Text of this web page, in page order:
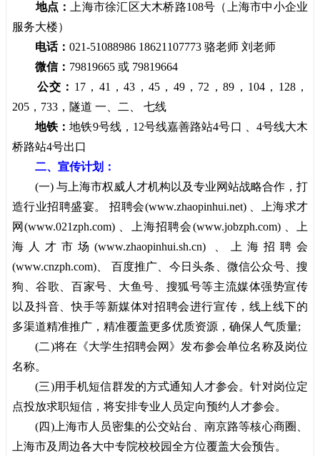
地点：
上海市徐汇区大木桥路108号（上海市中小企业
服务大楼）
电话： 021-51088986 18621107773 骆老师 刘老师
微信： 79819665 或 79819664
公交： 17，41，43，45，49，72，89，104，128，
205，733，隧道 一、二、 七线
地铁：地铁9号线，12号线嘉善路站4号口 、4号线大木
桥路站4号出口
二、宣传计划：
(一) 与上海市权威人才机构以及专业网站战略合作，打
造行业招聘盛宴。招聘会(www.zhaopinhui.net) 、上海求才
网(www.021zph.com) 、
上海招聘会(www.jobzph.com) 、
上
海人才市场(www.zhaopinhui.sh.cn) 、
上海招聘会
(www.cnzph.com)、 百度推广、今日头条、微信公众号、搜
狗、谷歌、百家号、大鱼号、搜狐号等主流媒体强势宣传
以及抖音、快手等新媒体对招聘会进行宣传，线上线下的
多渠道精准推广，精准覆盖更多优质资源，确保人气质量;
(二)将在《大学生招聘会网》发布参会单位名称及岗位
名称。
(三)用手机短信群发的方式通知人才参会。针对岗位定
点投放求职短信，将安排专业人员定向预约人才参会。
(四)上海市人员密集的公交站台、南京路等核心商圈、
上海市及周边各大中专院校校园全方位覆盖大会预告。